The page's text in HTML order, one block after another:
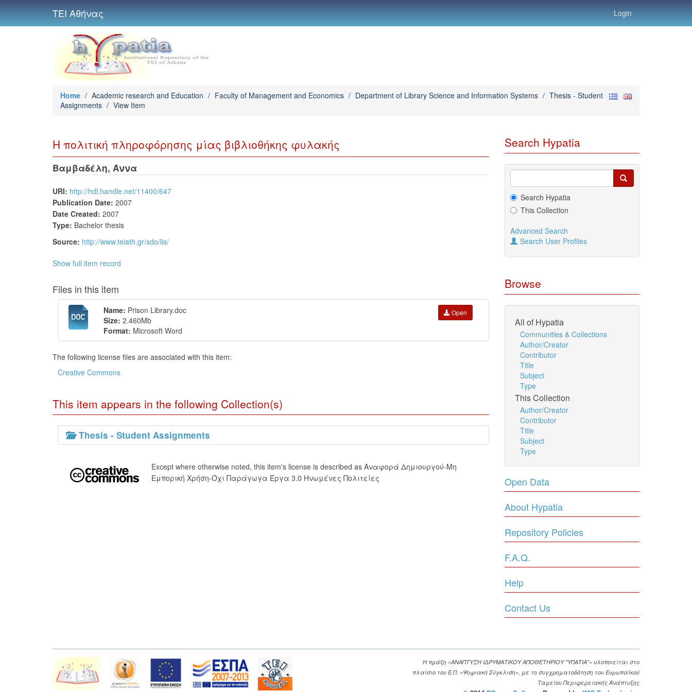
ΤΕΙ Αθήνας Login
Home / Academic research and Education / Faculty of Management and Economics / Department of Library Science and Information Systems / Thesis - Student
Assignments / View Item
H πολιτική πληροφόρησης μίας βιβλιοθήκης φυλακής
Βαμβαδέλη, Άννα
URI: http://hdl.handle.net/11400/647
Publication Date: 2007
Date Created: 2007
Type: Bachelor thesis
Source: http://www.teiath.gr/sdo/lis/
Show full item record
Files in this item
Name: Prison Library.doc
Size: 2.460Mb
Format: Microsoft Word
Open
The following license files are associated with this item:
Creative Commons
This item appears in the following Collection(s)
Thesis - Student Assignments
Except where otherwise noted, this item's license is described as Αναφορά Δημιουργού-Μη
Εμπορική Χρήση-Όχι Παράγωγα Έργα 3.0 Ηνωμένες Πολιτείες
Search Hypatia
Search Hypatia
This Collection
Advanced Search
Search User Profiles
Browse
All of Hypatia
Communities & Collections
Author/Creator
Contributor
Title
Subject
Type
This Collection
Author/Creator
Contributor
Title
Subject
Type
Open Data
About Hypatia
Repository Policies
F.A.Q.
Help
Contact Us
Η πράξη «ΑΝΑΠΤΥΞΗ ΙΔΡΥΜΑΤΙΚΟΥ ΑΠΟΘΕΤΗΡΙΟΥ "ΥΠΑΤΙΑ"» υλοποιείται στο
πλαίσιο του Ε.Π. «Ψηφιακή Σύγκλιση», με τη συγχρηματοδότηση του Ευρωπαϊκού
Ταμείου Περιφερειακής Ανάπτυξης